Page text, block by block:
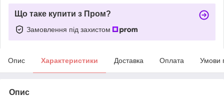
Що таке купити з Пром?
Замовлення під захистом
Опис Характеристики Доставка Оплата Умови
Опис